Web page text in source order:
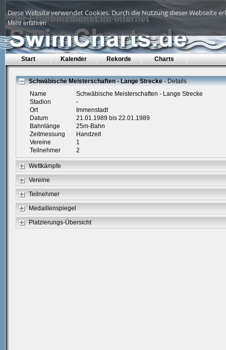
Diese Website verwendet Cookies. Durch die Nutzung dieser Webseite
Mehr erfahren
Start Kalender Rekorde Charts
Schwäbische Meisterschaften - Lange Strecke- Details
Name
Schwäbische Meisterschaften - Lange Strecke
Stadion
-
Ort
Immenstadt
Datum
21.01.1989 bis 22.01.1989
Bahnlänge
25m-Bahn
Zeitmessung
Handzeit
Vereine
1
Teilnehmer
2
Wettkämpfe
Vereine
Teilnehmer
Medaillenspiegel
Platzierungs-Übersicht